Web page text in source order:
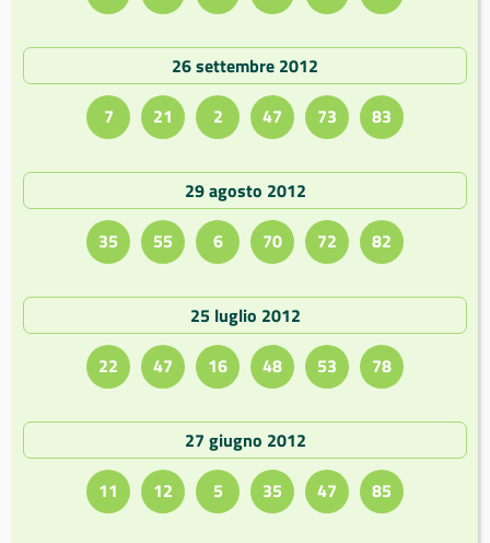
26 settembre 2012
7
21 2 47 73 83
29 agosto 2012
35
55 6 70 72 82
25 luglio 2012
22
47 16 48 53 78
27 giugno 2012
11
12 5 35 47 85